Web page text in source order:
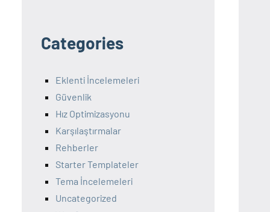
Categories
Eklenti İncelemeleri
Güvenlik
Hız Optimizasyonu
Karşılaştırmalar
Rehberler
Starter Templateler
Tema İncelemeleri
Uncategorized